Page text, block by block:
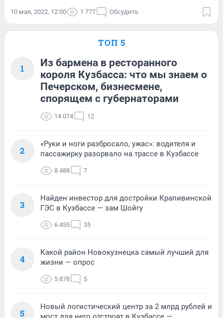
10 мая, 2022, 12:00 1 777 Обсудить
ТОП 5
1
Из бармена в ресторанного
короля Кузбасса: что мы знаем о
Печерском, бизнесмене,
спорящем с губернаторами
14 074 12
2
«Руки и ноги разбросало, ужас»: водителя и
пассажирку разорвало на трассе в Кузбассе
8 488 7
3
Найден инвестор для достройки Крапивинской
ГЭС в Кузбассе — зам Шойгу
6 455 35
4
Какой район Новокузнецка самый лучший для
жизни — опрос
5 878 5
5
Новый логистический центр за 2 млрд рублей и